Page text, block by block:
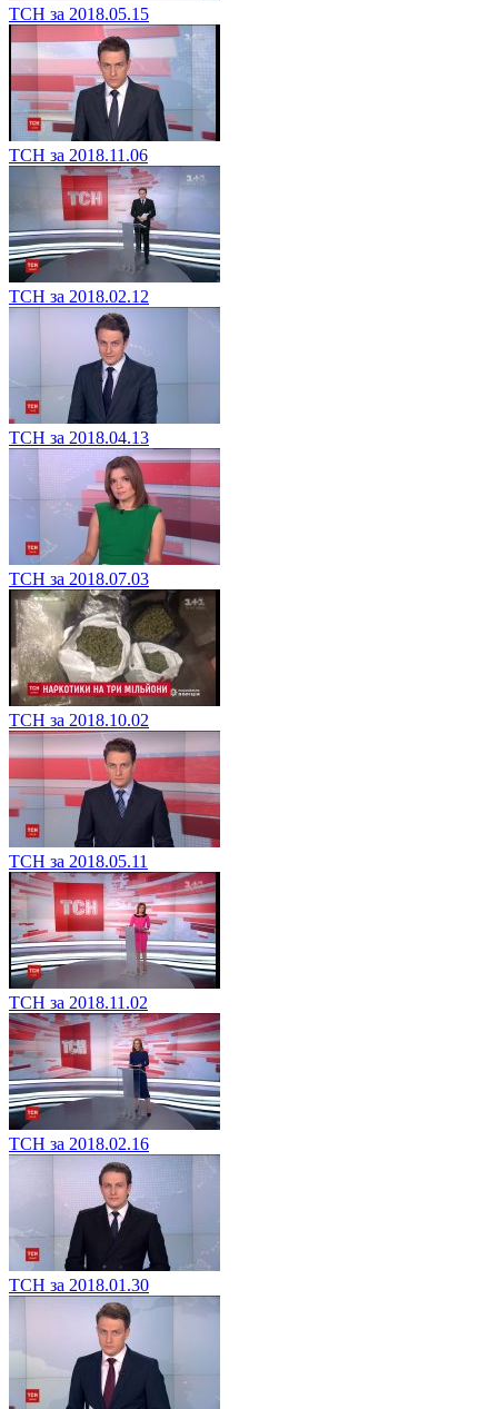
ТСН за 2018.05.15
ТСН за 2018.11.06
ТСН за 2018.02.12
ТСН за 2018.04.13
ТСН за 2018.07.03
ТСН за 2018.10.02
ТСН за 2018.05.11
ТСН за 2018.11.02
ТСН за 2018.02.16
ТСН за 2018.01.30